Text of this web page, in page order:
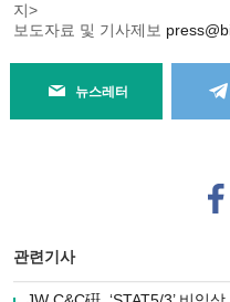
지>
보도자료 및 기사제보
뉴스레터
페
이
로
관련기사